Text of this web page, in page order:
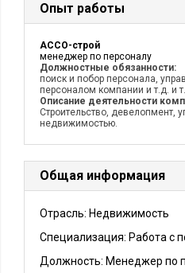
Опыт работы
АССО-строй
менеджер по персоналу
Должностные обязанности:
поиск и побор персонала,
персоналом компании и т.д. и
Описание деятельности
Строительство, девелопмент,
недвижимостью.
Общая информация
Отрасль: Недвижимость
Специализация: Работа с
Должность: Менеджер по